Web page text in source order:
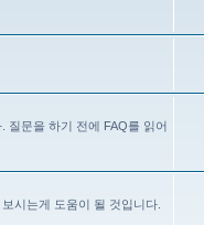
질문을 하기 전에 FAQ를 읽어
시는게 도움이 될 것입니다.